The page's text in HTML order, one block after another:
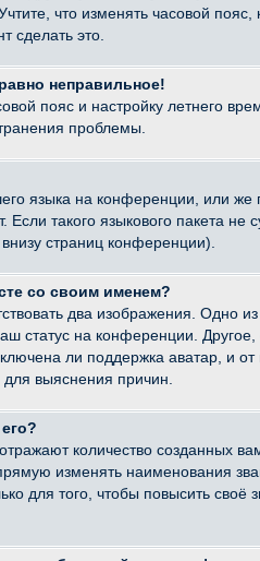
что изменять часовой
сделать это.
неправильное!
пояс и настройку летнего
проблемы.
языка на конференции, или
Если такого языкового пакета
страниц конференции).
со своим именем?
два изображения. Одно
статус на конференции.
ли поддержка аватар, и
выяснения причин.
количество созданных
изменять наименования
для того, чтобы повысить